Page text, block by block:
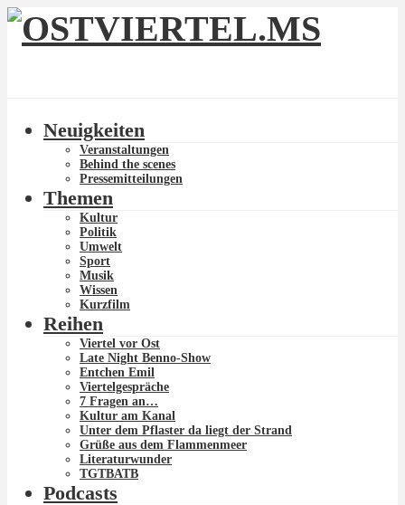
Neuigkeiten
Veranstaltungen
Behind the scenes
Pressemitteilungen
Themen
Kultur
Politik
Umwelt
Sport
Musik
Wissen
Kurzfilm
Reihen
Viertel vor Ost
Late Night Benno-Show
Entchen Emil
Viertelgespräche
7 Fragen an…
Kultur am Kanal
Unter dem Pflaster da liegt der Strand
Grüße aus dem Flammenmeer
Literaturwunder
TGTBATB
Podcasts